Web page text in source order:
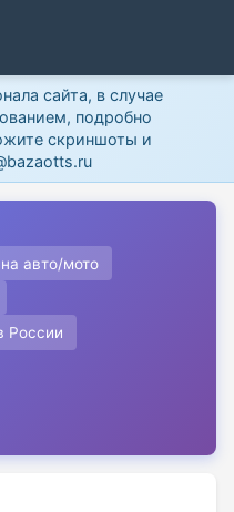
сайта, в случае
подробно
скриншоты и
авто/мото
России